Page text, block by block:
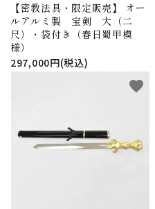
【密教法具・限定販売】 オー
ルアルミ製 宝剣 大（二
尺）・袋付き（春日蜀甲模
様）
297,000円(税込)
favorite